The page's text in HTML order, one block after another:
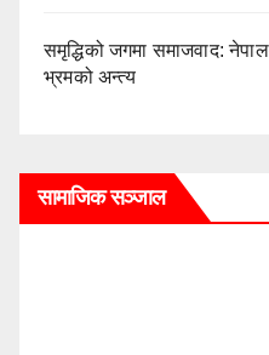
समृद्धिको जगमा समाजवाद:
भ्रमको अन्त्य
सामाजिक सञ्जाल